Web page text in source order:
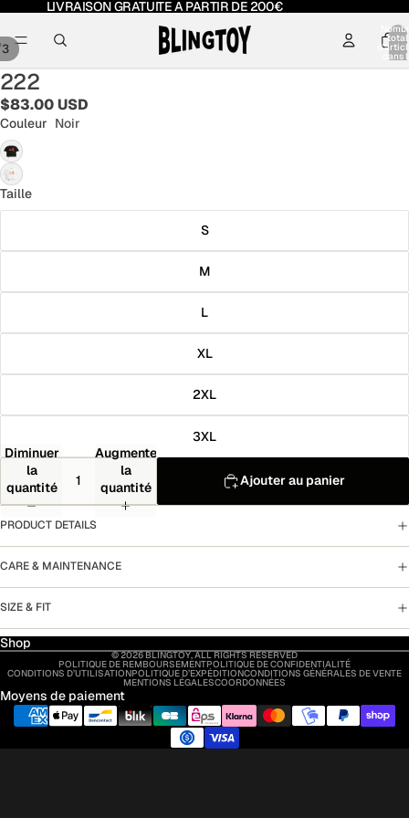
LIVRAISON GRATUITE A PARTIR DE 200€
total
dans
3
222
$83.00 USD
Couleur Noir
Taille
S
M
L
XL
2XL
3XL
Diminuer
la
quantité
Augmenter
la
quantité
Ajouter au panier
PRODUCT DETAILS
CARE & MAINTENANCE
SIZE & FIT
Shop
© 2026BLINGTOY,ALL RIGHTS RESERVED
POLITIQUE DE REMBOURSEMENTPOLITIQUE DE CONFIDENTIALITÉ
CONDITIONS D’UTILISATIONPOLITIQUE D’EXPÉDITIONCONDITIONS GÉNÉRALES DE VENTE
MENTIONS LÉGALESCOORDONNÉES
Moyens de paiement